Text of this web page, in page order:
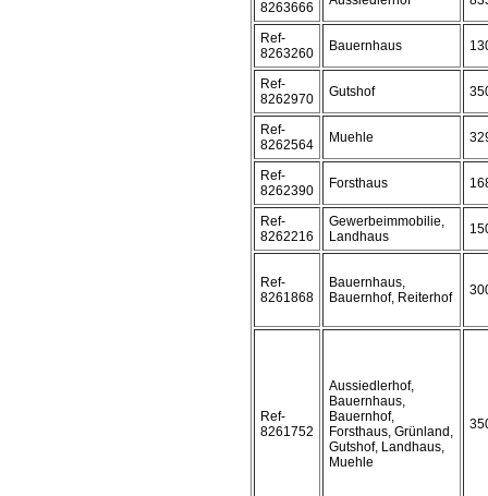
8263666
Ref-
8263260
Bauernhaus
Ref-
8262970
Gutshof
Ref-
8262564
Muehle
Ref-
8262390
Forsthaus
Ref-
8262216
Gewerbeimmobilie,
Landhaus
Ref-
8261868
Bauernhaus,
Bauernhof, Reiterhof
Ref-
8261752
Aussiedlerhof,
Bauernhaus,
Bauernhof,
Forsthaus, Grünland,
Gutshof, Landhaus,
Muehle